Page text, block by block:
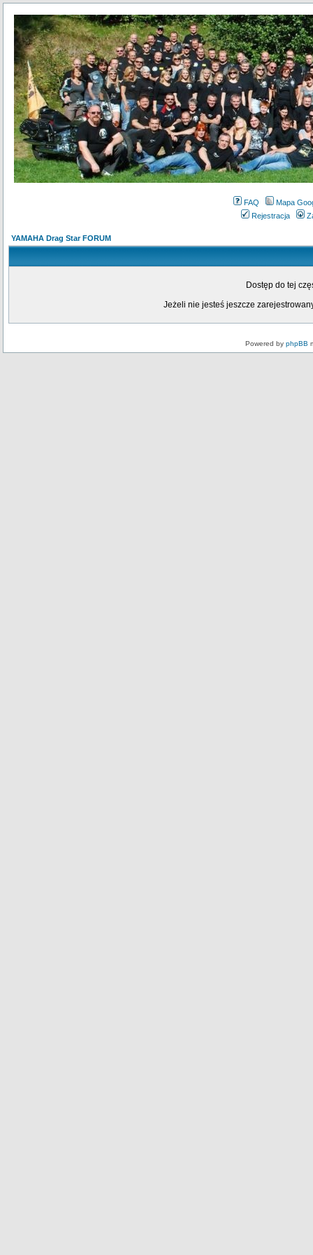
FAQ
Mapa
Rejestracja
YAMAHA Drag Star FORUM
Dostęp do tej
Jeżeli nie jesteś jeszcze
Powered by phpBB